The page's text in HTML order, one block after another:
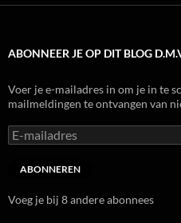
ABONNEER JE OP DIT BLOG
Voer je e-mailadres in om je in te
mailmeldingen te ontvangen van
E-
mailadres
ABONNEREN
Voeg je bij 8 andere abonnees